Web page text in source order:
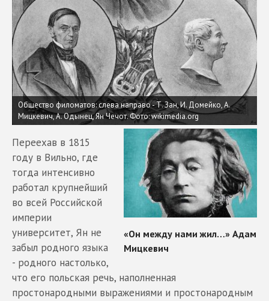
Общество филоматов: слева направо - Т. Зан, И. Домейко, А.
Мицкевич, А. Одынец, Ян Чечот.Фото: wikimedia.org
Переехав в 1815
году в Вильно, где
тогда интенсивно
работал крупнейший
во всей Российской
империи
университет, Ян не
забыл родного языка
- родного настолько,
что его польская речь, наполненная
простонародными выражениями и простонародным